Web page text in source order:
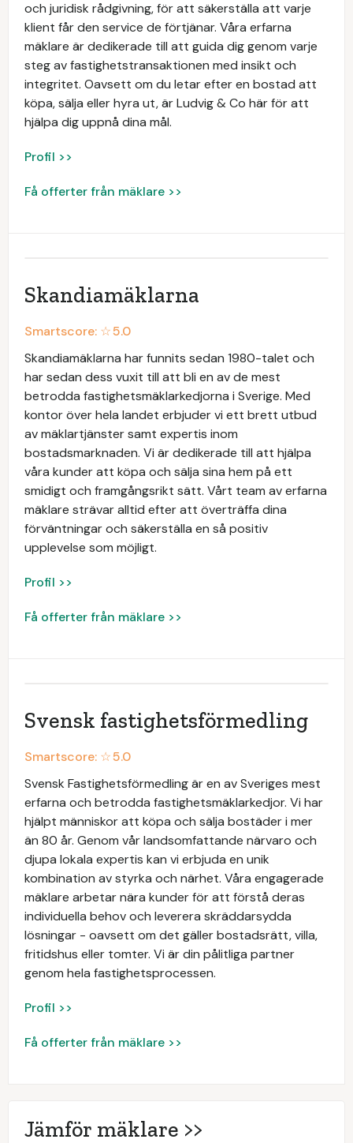
och juridisk rådgivning, för att säkerställa att varje
klient får den service de förtjänar. Våra erfarna
mäklare är dedikerade till att guida dig genom varje
steg av fastighetstransaktionen med insikt och
integritet. Oavsett om du letar efter en bostad att
köpa, sälja eller hyra ut, är Ludvig & Co här för att
hjälpa dig uppnå dina mål.
Profil >>
Få offerter från mäklare >>
Skandiamäklarna
Smartscore: ☆5.0
Skandiamäklarna har funnits sedan 1980-talet och
har sedan dess vuxit till att bli en av de mest
betrodda fastighetsmäklarkedjorna i Sverige. Med
kontor över hela landet erbjuder vi ett brett utbud
av mäklartjänster samt expertis inom
bostadsmarknaden. Vi är dedikerade till att hjälpa
våra kunder att köpa och sälja sina hem på ett
smidigt och framgångsrikt sätt. Vårt team av erfarna
mäklare strävar alltid efter att överträffa dina
förväntningar och säkerställa en så positiv
upplevelse som möjligt.
Profil >>
Få offerter från mäklare >>
Svensk fastighetsförmedling
Smartscore: ☆5.0
Svensk Fastighetsförmedling är en av Sveriges mest
erfarna och betrodda fastighetsmäklarkedjor. Vi har
hjälpt människor att köpa och sälja bostäder i mer
än 80 år. Genom vår landsomfattande närvaro och
djupa lokala expertis kan vi erbjuda en unik
kombination av styrka och närhet. Våra engagerade
mäklare arbetar nära kunder för att förstå deras
individuella behov och leverera skräddarsydda
lösningar - oavsett om det gäller bostadsrätt, villa,
fritidshus eller tomter. Vi är din pålitliga partner
genom hela fastighetsprocessen.
Profil >>
Få offerter från mäklare >>
Jämför mäklare >>